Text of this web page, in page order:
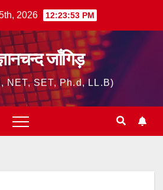
2026 12:23:54 PM
जाँगिड़
NET, SET, Ph.d, LL.B)